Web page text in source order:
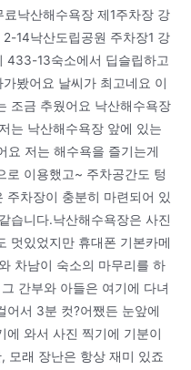
낙산해수욕장 제1주차장 강
14낙산도립공원 주차장1 강
433-13숙소에서 딥슬립하고
봤어요 날씨가 최고네요 이
조금 추웠어요 낙산해수욕장
는 낙산해수욕장 앞에 있는
요 저는 해수욕을 즐기는게
로 이용했고~ 주차공간도 텅
주차장이 충분히 마련되어 있
습니다.낙산해수욕장은 사진
멋있었지만 휴대폰 기본카메
차남이 숙소의 마무리를 하
간부와 아들은 여기에 다녀
어서 3분 컷?어쨌든 눈앞에
에 와서 사진 찍기에 기분이
모래 장난은 항상 재미 있죠